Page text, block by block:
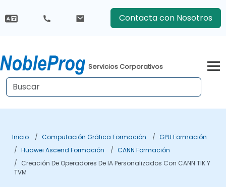
Contacta con Nosotros
Servicios Corporativos
Inicio Computación Gráfica Formación
GPU Formación
Huawei Ascend Formación
CANN Formación
Creación De Operadores De IA Personalizados Con CANN TIK Y
TVM